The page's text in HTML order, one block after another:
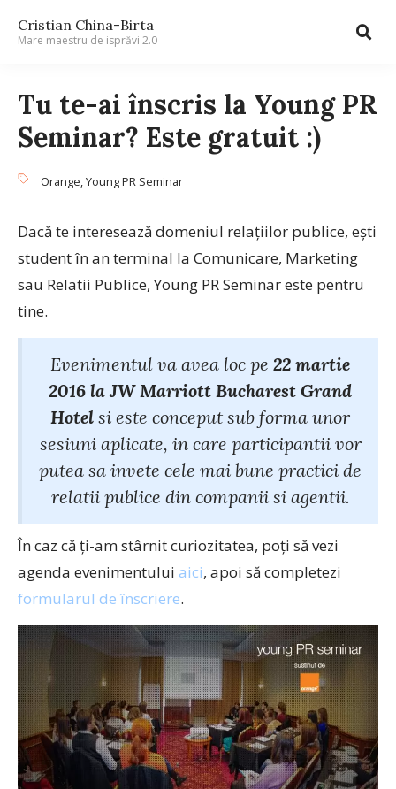
Cristian China-Birta
Mare maestru de isprăvi 2.0
Tu te-ai înscris la Young PR
Seminar? Este gratuit :)
Orange,Young PR Seminar
Dacă te interesează domeniul relațiilor publice, ești
student în an terminal la Comunicare, Marketing
sau Relatii Publice, Young PR Seminar este pentru
tine.
Evenimentul va avea loc pe 22 martie
2016 la JW Marriott Bucharest Grand
Hotel si este conceput sub forma unor
sesiuni aplicate, in care participantii vor
putea sa invete cele mai bune practici de
relatii publice din companii si agentii.
În caz că ți-am stârnit curiozitatea, poți să vezi
agenda evenimentului aici, apoi să completezi
formularul de înscriere.